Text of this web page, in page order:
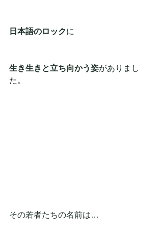
日本語のロックに
生き生きと立ち向かう姿がありまし
た。
その若者たちの名前は…